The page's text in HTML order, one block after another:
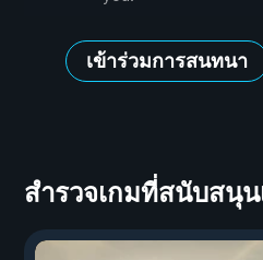
เข้าร่วมการสนทนา
สำรวจเกมที่สนับสนุน